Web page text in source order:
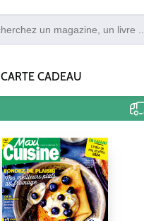
CARTE CADEAU